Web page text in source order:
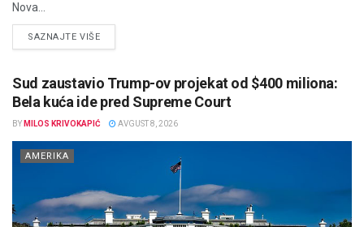
Nova...
SAZNAJTE VIŠEDETAILS
Sud zaustavio Trump-ov projekat od $400 miliona:
Bela kuća ide pred Supreme Court
BY MILOS KRIVOKAPIĆ AVGUST 8, 2026
AMERIKA